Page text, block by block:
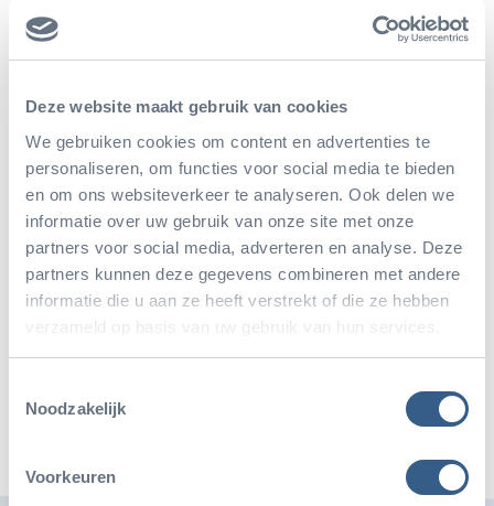
Deze website maakt gebruik van cookies
We gebruiken cookies om content en advertenties te
personaliseren, om functies voor social media te bieden
en om ons websiteverkeer te analyseren. Ook delen we
informatie over uw gebruik van onze site met onze
partners voor social media, adverteren en analyse. Deze
partners kunnen deze gegevens combineren met andere
informatie die u aan ze heeft verstrekt of die ze hebben
verzameld op basis van uw gebruik van hun services.
Noodzakelijk
Voorkeuren
parkrangers in Belize die 24-7 in dit gebied
Deel dit artikel
Deel op TwitterDeel op Facebook
Deel op WhatsApp
Kopieer link